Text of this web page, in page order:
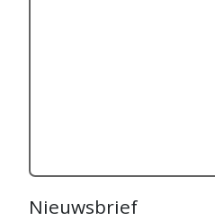
Nieuwsbrief